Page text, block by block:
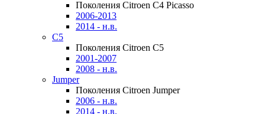
Поколения Citroen C4 Picasso
2006-2013
2014 - н.в.
C5
Поколения Citroen C5
2001-2007
2008 - н.в.
Jumper
Поколения Citroen Jumper
2006 - н.в.
2014 - н.в.